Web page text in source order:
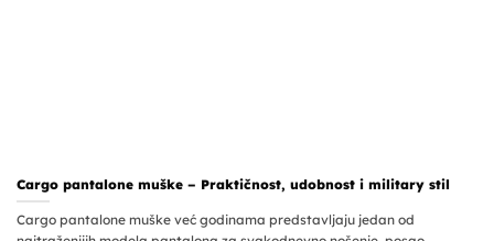
Cargo pantalone muške – Praktičnost, udobnost i military stil
Cargo pantalone muške već godinama predstavljaju jedan od